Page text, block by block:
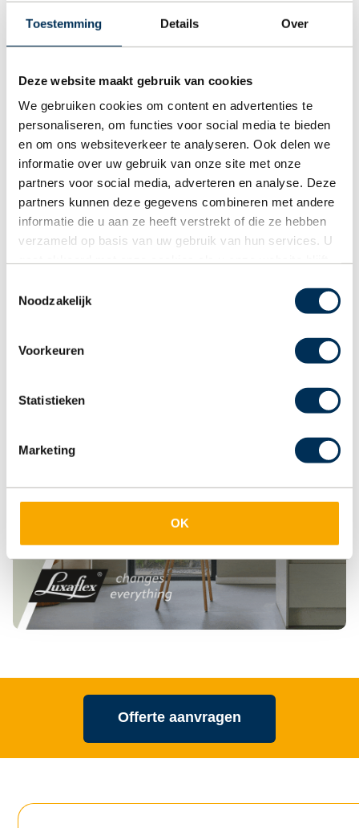
Toestemming Details Over
Deze website maakt gebruik van cookies
We gebruiken cookies om content en advertenties te
personaliseren, om functies voor social media te bieden
en om ons websiteverkeer te analyseren. Ook delen we
informatie over uw gebruik van onze site met onze
partners voor social media, adverteren en analyse. Deze
partners kunnen deze gegevens combineren met andere
informatie die u aan ze heeft verstrekt of die ze hebben
verzameld op basis van uw gebruik van hun services. U
Noodzakelijk
Voorkeuren
Statistieken
Marketing
OK
Luxaflex
Luxaflex staat bekend om kwaliteit, maatwerk en
raamdecoratie, zoals Duette® Shades, plisségordijnen,
jaloezieën en rolgordijnen. Elk product wordt volledig op
maat gemaakt zodat het perfect aansluit bij jouw
interieur. Met de innovatieve PowerView® Automation
bedien je jouw Luxaflex raamdecoratie eenvoudig via de
app, een afstandsbediening of spraakbesturing.
Hierdoor combineer je stijlvolle raamdecoratie met
modern wooncomfort, optimale lichtregeling en slimme
energiebesparing.
Offerte aanvragen